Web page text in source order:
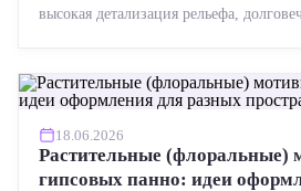
высокая детализация рельефа,
18.06.2026
Растительные (флоральные)
гипсовых панно: идеи